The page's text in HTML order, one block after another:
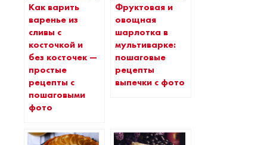
Как варить
варенье из
сливы с
косточкой и
без косточек —
простые
рецепты с
пошаговыми
фото
Фруктовая и
овощная
шарлотка в
мультиварке:
пошаговые
рецепты
выпечки с фото